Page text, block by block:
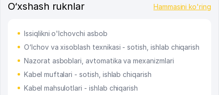
O‘xshash ruknlar Hammasini ko'ring
Issiqlikni o'lchovchi asbob
O‘lchov va xisoblash texnikasi - sotish, ishlab chiqarish
Nazorat asboblari, avtomatika va mexanizmlari
Kabel muftalari - sotish, ishlab chiqarish
Kabel mahsulotlari - ishlab chiqarish